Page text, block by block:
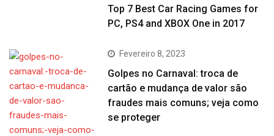
Top 7 Best Car Racing Games for
PC, PS4 and XBOX One in 2017
Fevereiro 8, 2023
Golpes no Carnaval: troca de
cartão e mudança de valor são
fraudes mais comuns; veja como
se proteger